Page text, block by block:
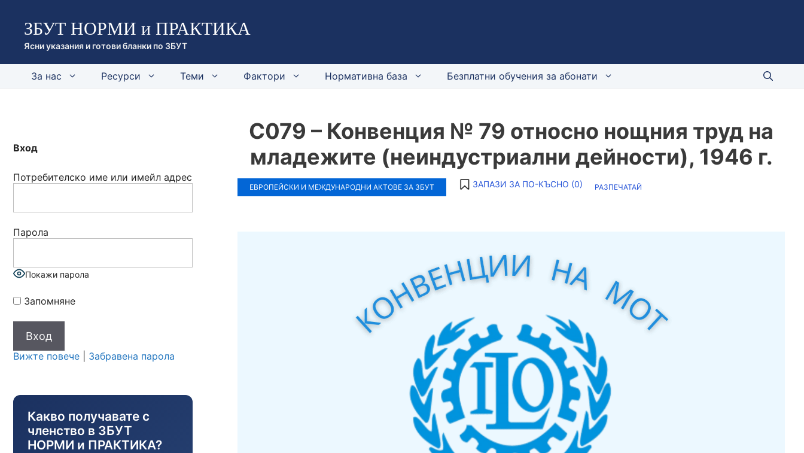
съдържанието
ЗБУТ НОРМИ и ПРАКТИКА
Ясни указания и готови бланки по ЗБУТ
За нас Ресурси Теми Фактори Нормативна база Безплатни обучения за абонати
С079 – Конвенция № 79 относно нощния труд на
младежите (неиндустриални дейности), 1946 г.
ЕВРОПЕЙСКИ И МЕЖДУНАРОДНИ АКТОВЕ ЗА ЗБУТ ЗАПАЗИ ЗА ПО-КЪСНО (0) РАЗПЕЧАТАЙ
Вход
Потребителско име или имейл адрес
Парола
Покажи парола
Запомняне
Вижте повече Забравена парола
Какво получавате с
членство в ЗБУТ
НОРМИ и ПРАКТИКА?